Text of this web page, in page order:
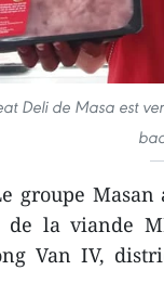
Deli de Masa est
groupe
de la viande
Van IV,